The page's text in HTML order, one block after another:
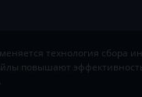
MIG STUDIO
технология сбора
повышают